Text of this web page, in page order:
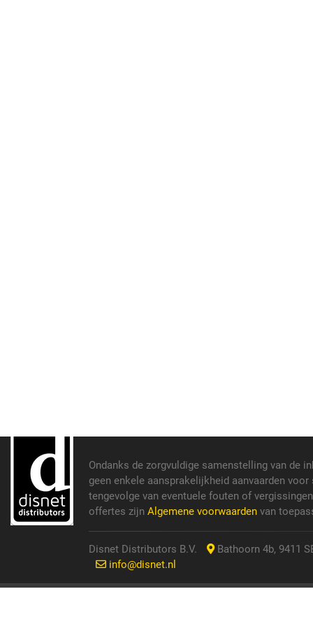
Ondanks de zorgvuldige samenstelling van de
geen enkele aansprakelijkheid aanvaarden
tengevolge van eventuele fouten of
offertes zijn Algemene voorwaarden van
Disnet Distributors B.V.
Bathoorn 4b, 9411
info@disnet.nl